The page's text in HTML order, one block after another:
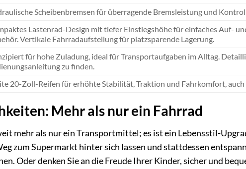
Scheibenbremsen für überragende Bremsleistung und
Lastenrad-Design mit tiefer Einstiegshöhe für einfaches Auf-
Vertikale Fahrradaufstellung für platzsparende Lagerung.
für hohe Zuladung, ideal für Transportaufgaben im Alltag.
zu finden.
20-Zoll-Reifen für erhöhte Stabilität, Traktion und Fahrkomfort,
Mehr als nur ein Fahrrad
mehr als nur ein Transportmittel; es ist ein Lebensstil-
zum Supermarkt hinter sich lassen und stattdessen
Oder denken Sie an die Freude Ihrer Kinder, sicher und